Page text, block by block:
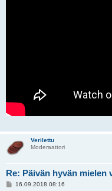
Verilettu
Moderaattori
Re: Päivän hyvän mielen
V16.09.2018 08:16